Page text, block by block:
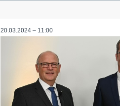
20.03.2024 – 11:00